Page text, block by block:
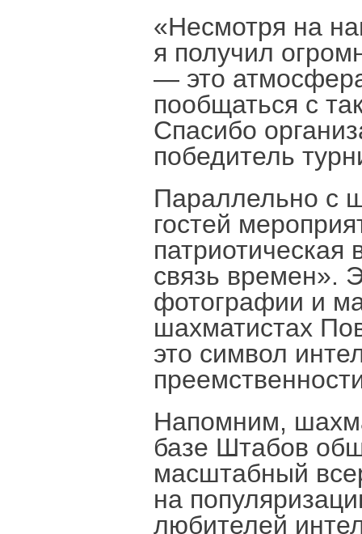
«Несмотря на
я получил
— это
пообщаться с
Спасибо
победитель
Параллельно с
гостей
связь времен».
фотографии и
шахматистах
это символ
Напомним,
базе Штабов
масштабный
на
любителей